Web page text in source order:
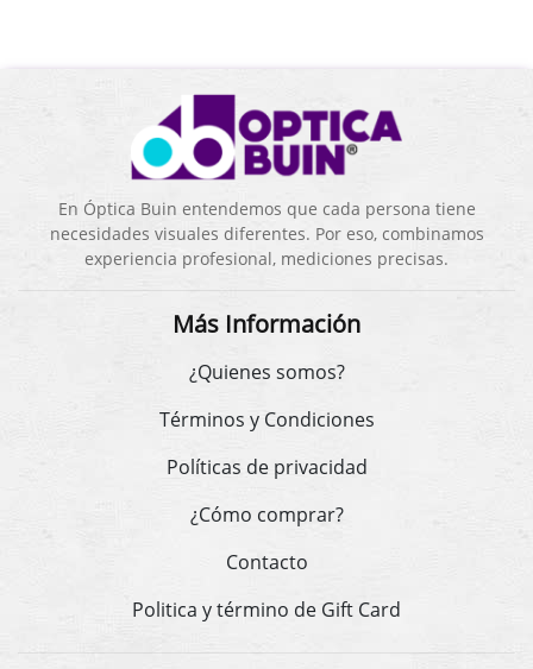
En Óptica Buin entendemos que cada persona tiene
necesidades visuales diferentes. Por eso, combinamos
experiencia profesional, mediciones precisas.
Más Información
¿Quienes somos?
Términos y Condiciones
Políticas de privacidad
¿Cómo comprar?
Contacto
Politica y término de Gift Card